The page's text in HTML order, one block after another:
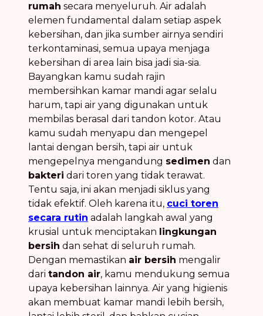
rumah secara menyeluruh. Air adalah
elemen fundamental dalam setiap aspek
kebersihan, dan jika sumber airnya sendiri
terkontaminasi, semua upaya menjaga
kebersihan di area lain bisa jadi sia-sia.
Bayangkan kamu sudah rajin
membersihkan kamar mandi agar selalu
harum, tapi air yang digunakan untuk
membilas berasal dari tandon kotor. Atau
kamu sudah menyapu dan mengepel
lantai dengan bersih, tapi air untuk
mengepelnya mengandung sedimen dan
bakteri dari toren yang tidak terawat.
Tentu saja, ini akan menjadi siklus yang
tidak efektif. Oleh karena itu, cuci toren
secara rutin adalah langkah awal yang
krusial untuk menciptakan lingkungan
bersih dan sehat di seluruh rumah.
Dengan memastikan air bersih mengalir
dari tandon air, kamu mendukung semua
upaya kebersihan lainnya. Air yang higienis
akan membuat kamar mandi lebih bersih,